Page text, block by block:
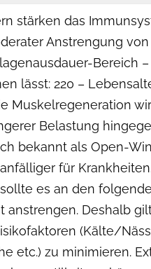
stärken das
Anstrengung
Bereich
lässt: 220 –
Muskelregeneration
Belastung
bekannt als Open-
für
es an den
anstrengen. Deshalb
(Kälte/
etc.) zu minimieren.